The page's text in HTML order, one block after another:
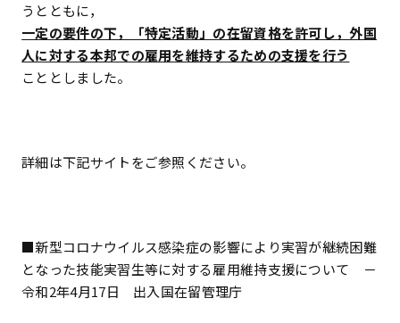
うとともに，
一定の要件の下，「特定活動」の在留資格を許可し，外国
人に対する本邦での雇用を維持するための支援を行う
こととしました。
詳細は下記サイトをご参照ください。
■新型コロナウイルス感染症の影響により実習が継続困難
となった技能実習生等に対する雇用維持支援について －
令和2年4月17日 出入国在留管理庁